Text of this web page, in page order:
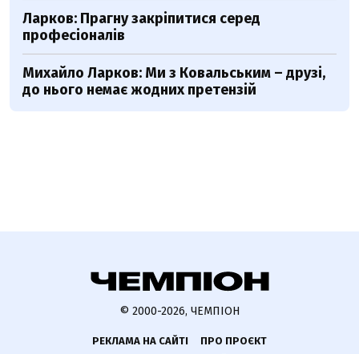
Ларков: Прагну закріпитися серед
професіоналів
Михайло Ларков: Ми з Ковальським – друзі,
до нього немає жодних претензій
© 2000-2026, ЧЕМПІОН
РЕКЛАМА НА САЙТІ
ПРО ПРОЄКТ